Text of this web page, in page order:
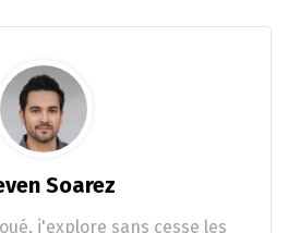
Soarez
j'explore sans cesse les